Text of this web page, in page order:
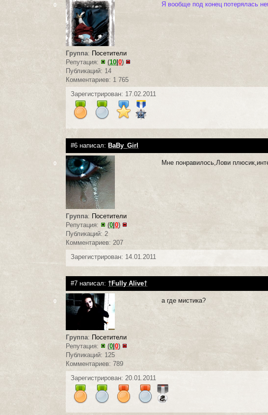
0
Группа: Посетители
Репутация:
(10 |0)
Публикаций: 14
Комментариев: 1 765
Я вообще под конец потерялась
Зарегистрирован: 17.02.2011
#6 написал: BaBy_Girl
0
Группа: Посетители
Репутация:
(0 |0)
Публикаций: 2
Комментариев: 207
Мне понравилось,Лови
Зарегистрирован: 14.01.2011
#7 написал:†Fully Alive†
0
Группа: Посетители
Репутация:
(0 |0)
Публикаций: 125
Комментариев: 789
а где мистика?
Зарегистрирован: 20.01.2011